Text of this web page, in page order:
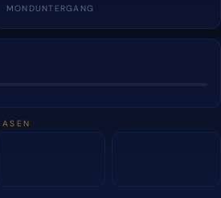
MONDUNTERGANG